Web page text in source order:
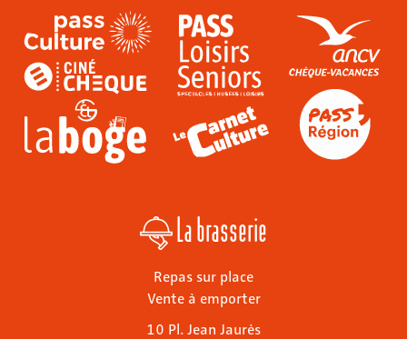
La brasserie
Repas sur place
Vente à emporter
10 Pl. Jean Jaurès